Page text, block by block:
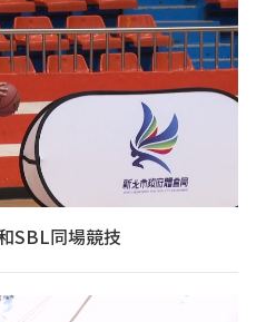
SBL同場競技